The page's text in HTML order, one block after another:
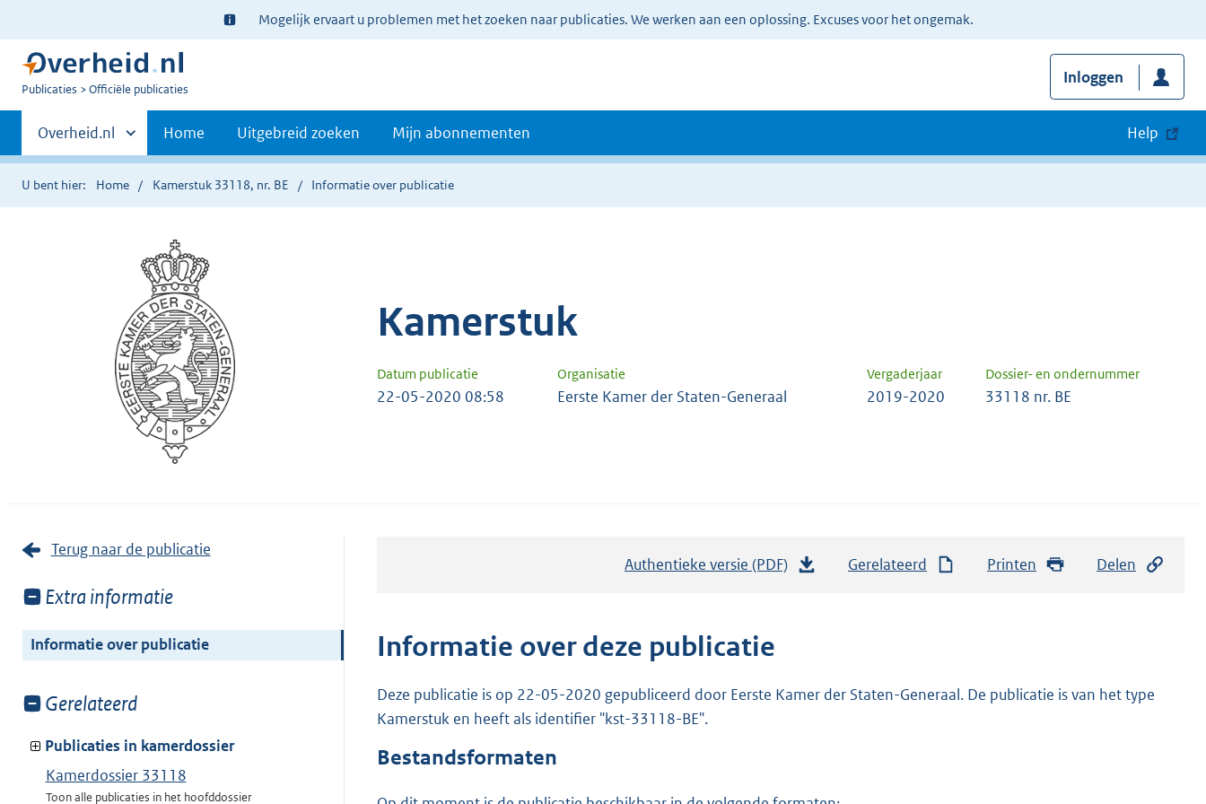
Ter
informatie:
Mogelijk ervaart u problemen met het zoeken naar publicaties. We werken aan een oplossing. Excuses voor het ongemak.
U
Publicaties Officiële publicaties
Inloggen
Primaire
navigatie
Andere
sites
binnen
Overheid.nl Home Uitgebreid zoeken Mijn abonnementen Help
U bent hier: Home Kamerstuk 33118, nr. BE Informatie over publicatie
Kamerstuk
Datum publicatie Organisatie Vergaderjaar Dossier- en ondernummer
22-05-2020 08:58 Eerste Kamer der Staten-Generaal 2019-2020 33118 nr. BE
Terug naar de publicatie
Toon
van:
Extra informatie
Informatie over publicatie
Toon
van:
Gerelateerd
Publicaties in kamerdossier
Kamerdossier 33118
Toon alle publicaties in het hoofddossier
Authentieke versie (PDF) Gerelateerd Printen Delen
Informatie over deze publicatie
Deze publicatie is op 22-05-2020 gepubliceerd door Eerste Kamer der Staten-Generaal. De publicatie is van het type
Kamerstuk en heeft als identifier "kst-33118-BE".
Bestandsformaten